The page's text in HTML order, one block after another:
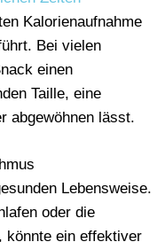
Kalorienaufnahme
Bei vielen
einen
Taille, eine
abgewöhnen lässt.
Lebensweise.
oder die
könnte ein effektiver